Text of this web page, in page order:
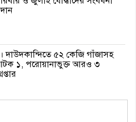
দাউদকান্দিতে ৫২ কেজি গাঁজাসহ
১, পরোয়ানাভুক্ত আরও ৩